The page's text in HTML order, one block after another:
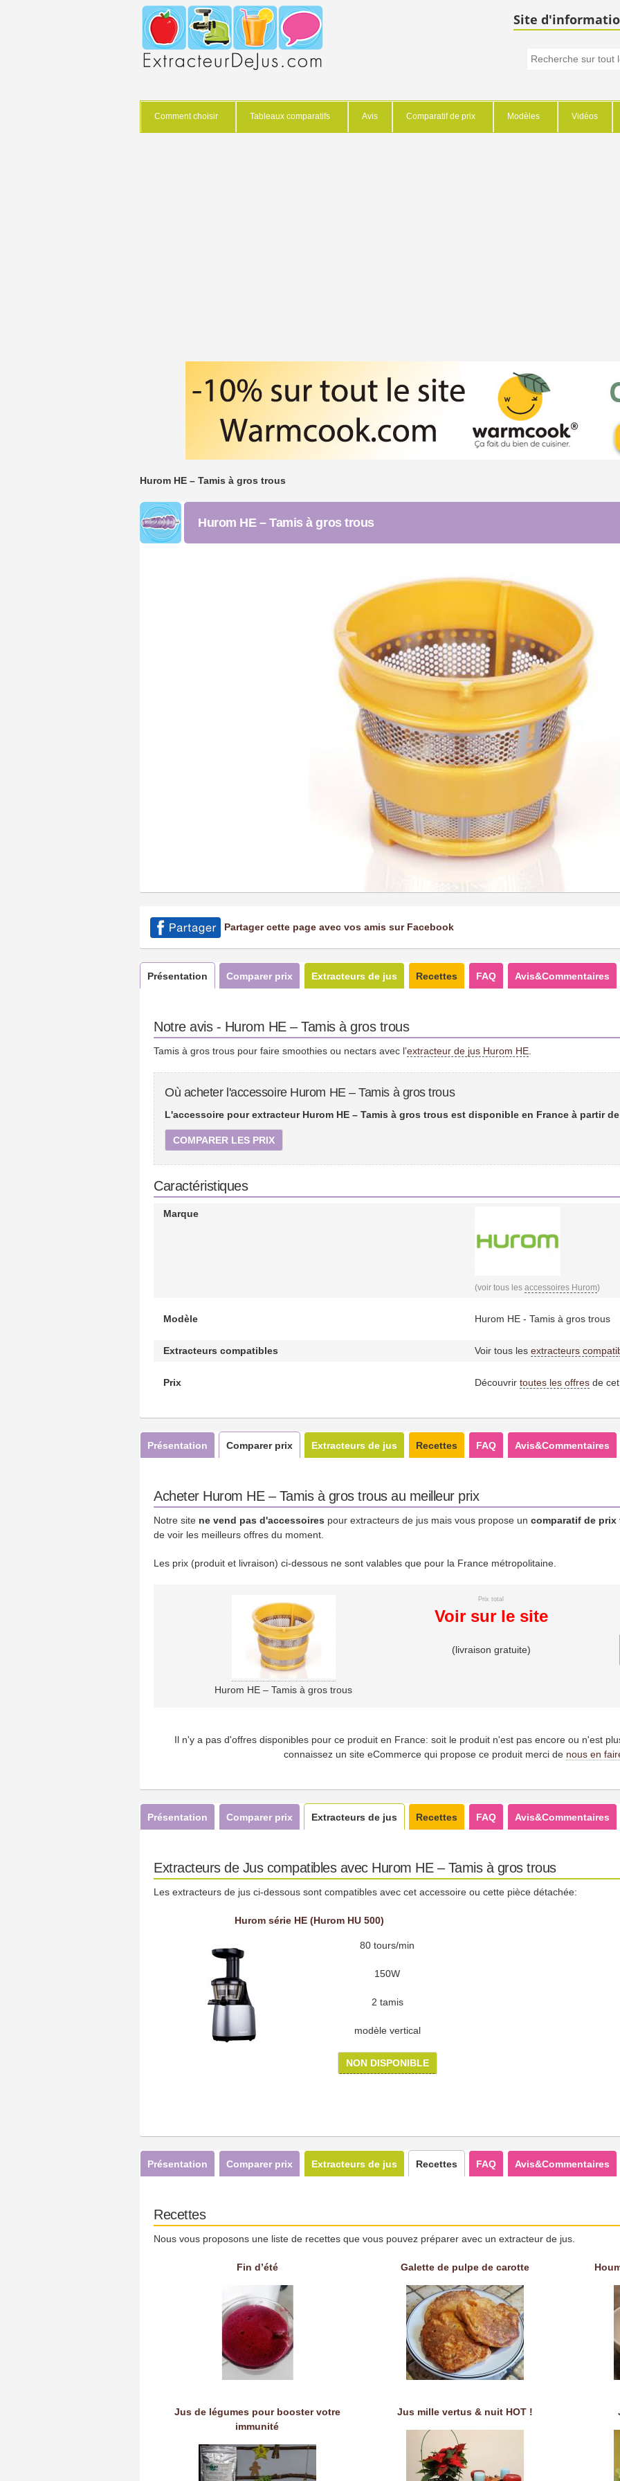
Site
Comment choisir Tableaux comparatifs Avis Comparatif de prix Modèles Vidéos
Hurom HE – Tamis à gros trous
Hurom HE – Tamis à gros trous
Partager cette page avec vos amis sur Facebook
Présentation Comparer prix Extracteurs de jus Recettes FAQ Avis&Commentaires
Notre avis - Hurom HE – Tamis à gros trous
Tamis à gros trous pour faire smoothies ou nectars avec l’extracteur de jus Hurom HE
Où acheter l'accessoire Hurom HE – Tamis à gros trous
L'accessoire pour extracteur Hurom HE – Tamis à gros trous est disponible en France à partir
COMPARER LES PRIX
Caractéristiques
Marque
(voir tous les accessoires Hurom)
Modèle Hurom HE - Tamis à gros trous
Extracteurs compatibles Voir tous les extracteurs
Prix Découvrir toutes les offresde cet
Présentation Comparer prix Extracteurs de jus Recettes FAQ Avis&Commentaires
Acheter Hurom HE – Tamis à gros trous au meilleur prix
Notre site ne vend pas d'accessoires pour extracteurs de jus mais vous propose un comparatif de prix
de voir les meilleurs offres du moment.
Les prix (produit et livraison) ci-dessous ne sont valables que pour la France métropolitaine.
Hurom HE – Tamis à gros trous
Prix total
Voir sur le site
(livraison gratuite)
Il n'y a pas d'offres disponibles pour ce produit en France: soit le produit n'est pas encore ou n'est
connaissez un site eCommerce qui propose ce produit merci de nous en
Présentation Comparer prix Extracteurs de jus Recettes FAQ Avis&Commentaires
Extracteurs de Jus compatibles avec Hurom HE – Tamis à gros trous
Les extracteurs de jus ci-dessous sont compatibles avec cet accessoire ou cette pièce détachée:
Hurom série HE (Hurom HU 500)
80 tours/min
150W
2 tamis
modèle vertical
NON DISPONIBLE
Présentation Comparer prix Extracteurs de jus Recettes FAQ Avis&Commentaires
Recettes
Nous vous proposons une liste de recettes que vous pouvez préparer avec un extracteur de jus.
Fin d’été Galette de pulpe de carotte
Jus de légumes pour booster votre
immunité
Jus mille vertus & nuit HOT !